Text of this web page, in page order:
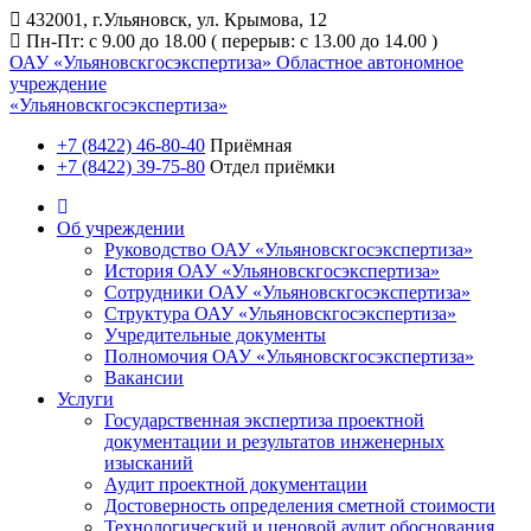
432001, г.Ульяновск, ул. Крымова, 12
Пн-Пт: с 9.00 до 18.00 ( перерыв: с 13.00 до 14.00 )
ОАУ «Ульяновскгосэкспертиза» Областное автономное
учреждение
«Ульяновскгосэкспертиза»
+7 (8422) 46-80-40 Приёмная
+7 (8422) 39-75-80 Отдел приёмки
Об учреждении
Руководство ОАУ «Ульяновскгосэкспертиза»
История ОАУ «Ульяновскгосэкспертиза»
Сотрудники ОАУ «Ульяновскгосэкспертиза»
Структура ОАУ «Ульяновскгосэкспертиза»
Учредительные документы
Полномочия ОАУ «Ульяновскгосэкспертиза»
Вакансии
Услуги
Государственная экспертиза проектной
документации и результатов инженерных
изысканий
Аудит проектной документации
Достоверность определения сметной стоимости
Технологический и ценовой аудит обоснования